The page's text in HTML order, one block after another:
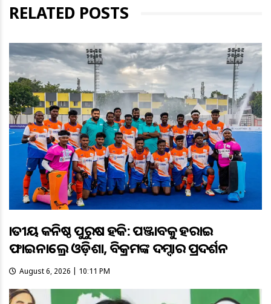
RELATED POSTS
ଜାତୀୟ କନିଷ୍ଠ ପୁରୁଷ ହକି: ପଞ୍ଜାବକୁ ହରାଇ
ଫାଇନାଲ୍ରେ ଓଡ଼ିଶା, ବିକ୍ରମଙ୍କ ଦମ୍ଦାର ପ୍ରଦର୍ଶନ
August 6, 2026 | 10:11 PM